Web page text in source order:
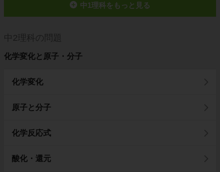
中1理科をもっと見る
中2理科の問題
化学変化と原子・分子
化学変化
原子と分子
化学反応式
酸化・還元